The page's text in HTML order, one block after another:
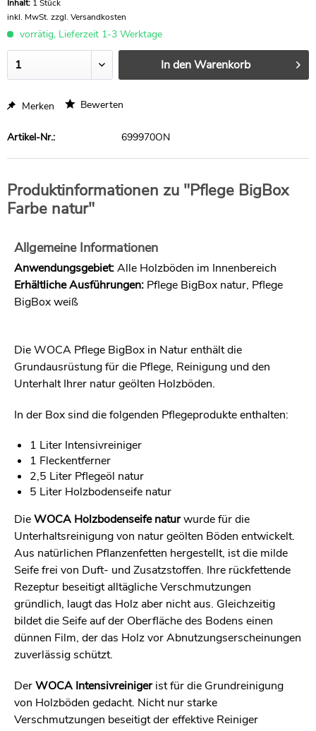
Inhalt: 1 Stück
inkl. MwSt. zzgl. Versandkosten
vorrätig, Lieferzeit 1-3 Werktage
In denWarenkorb
Merken Bewerten
Artikel-Nr.: 699970ON
Produktinformationen zu "Pflege BigBox
Farbe natur"
Allgemeine Informationen
Anwendungsgebiet:Alle Holzböden im Innenbereich
Erhältliche Ausführungen: Pflege BigBox natur, Pflege
BigBox weiß
Die WOCA Pflege BigBox in Natur enthält die
Grundausrüstung für die Pflege, Reinigung und den
Unterhalt Ihrer natur geölten Holzböden.
In der Box sind die folgenden Pflegeprodukteenthalten:
1 Liter Intensivreiniger
1 Fleckentferner
2,5 Liter Pflegeöl natur
5 Liter Holzbodenseife natur
DieWOCA Holzbodenseife naturwurde für die
Unterhaltsreinigung von natur geölten Böden entwickelt.
Aus natürlichen Pflanzenfetten hergestellt, ist die milde
Seife frei von Duft- und Zusatzstoffen. Ihre rückfettende
Rezeptur beseitigt alltägliche Verschmutzungen
gründlich, laugt das Holz aber nicht aus. Gleichzeitig
bildet die Seife auf der Oberfläche des Bodens einen
dünnen Film, der das Holz vor Abnutzungserscheinungen
zuverlässig schützt.
DerWOCA Intensivreinigerist für die Grundreinigung
von Holzböden gedacht. Nicht nur starke
Verschmutzungen beseitigt der effektive Reiniger